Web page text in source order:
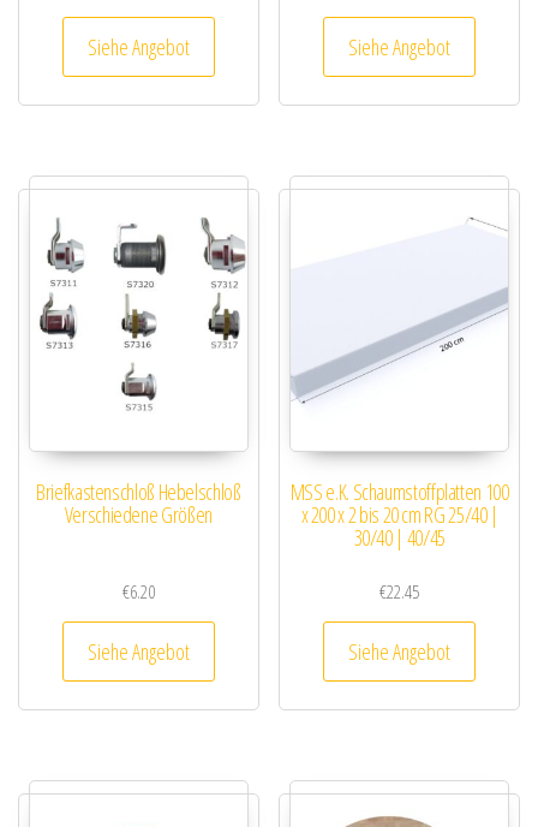
Siehe Angebot Siehe Angebot
Briefkastenschloß Hebelschloß
Verschiedene Größen
€6.20
Siehe Angebot
MSS e.K. Schaumstoffplatten 100
x 200 x 2 bis 20 cm RG 25/40 |
30/40 | 40/45
€22.45
Siehe Angebot